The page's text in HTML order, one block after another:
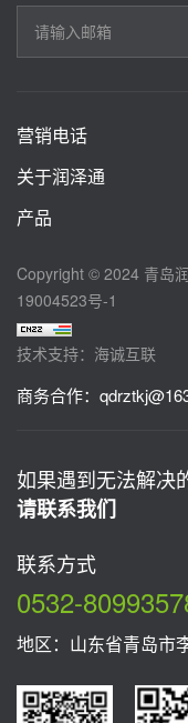
营销电话
关于润泽通
产品
Copyright © 2024 青岛
19004523号-1
技术支持：海诚互联
商务合作：
如果遇到无法解决
请联系我们
联系方式
0532-
地区：山东省青岛市